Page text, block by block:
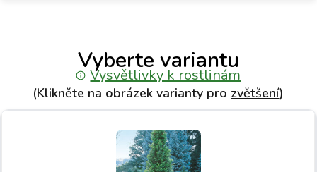
Vyberte variantu
Vysvětlivky k rostlinám
(Klikněte na obrázek varianty pro zvětšení)